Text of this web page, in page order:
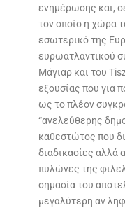
ενημέρωσης και,
τον οποίο η χώρα
εσωτερικό της
ευρωατλαντικού
Μάγιαρ και του
εξουσίας που για
ως το πλέον
“ανελεύθερης
καθεστώτος που
διαδικασίες αλλά
πυλώνες της
σημασία του
μεγαλύτερη αν